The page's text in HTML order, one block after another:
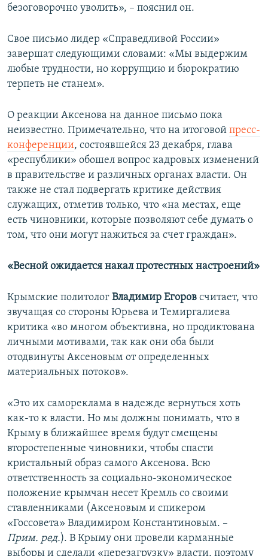
безоговорочно уволить», – пояснил он.
Свое письмо лидер «Справедливой России»
завершат следующими словами: «Мы выдержим
любые трудности, но коррупцию и бюрократию
терпеть не станем».
О реакции Аксенова на данное письмо пока
неизвестно. Примечательно, что на итоговой пресс-
конференции, состоявшейся 23 декабря, глава
«республики» обошел вопрос кадровых изменений
в правительстве и различных органах власти. Он
также не стал подвергать критике действия
служащих, отметив только, что «на местах, еще
есть чиновники, которые позволяют себе думать о
том, что они могут нажиться за счет граждан».
«Весной ожидается накал протестных настроений»
Крымские политолог Владимир Егоров считает, что
звучащая со стороны Юрьева и Темиргалиева
критика «во многом объективна, но продиктована
личными мотивами, так как они оба были
отодвинуты Аксеновым от определенных
материальных потоков».
«Это их самореклама в надежде вернуться хоть
как-то к власти. Но мы должны понимать, что в
Крыму в ближайшее время будут смещены
второстепенные чиновники, чтобы спасти
кристальный образ самого Аксенова. Всю
ответственность за социально-экономическое
положение крымчан несет Кремль со своими
ставленниками (Аксеновым и спикером
«Госсовета» Владимиром Константиновым. –
Прим. ред.). В Крыму они провели карманные
выборы и сделали «перезагрузку» власти, поэтому